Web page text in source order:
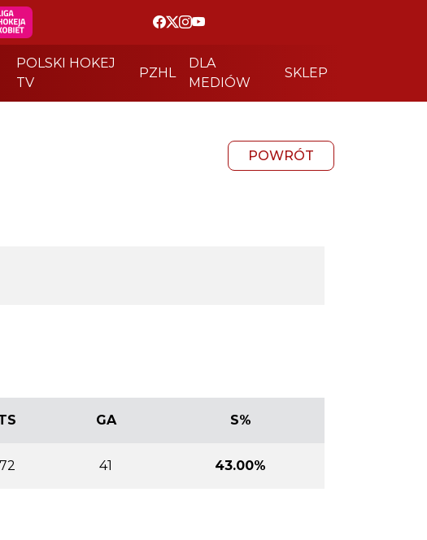
POLSKI HOKEJ
TV
PZHL
DLA
MEDIÓW
SKLEP
POWRÓT
GA S%
72 41 43.00%